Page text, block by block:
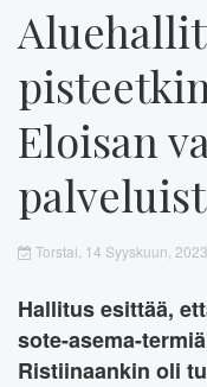
Eloisan
Torstai, 14 Syyskuun,
Hallitus esittää,
sote-asema-
Ristiinaankin oli